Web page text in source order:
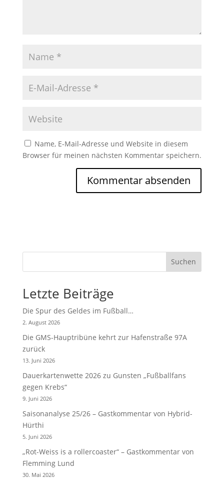
Name, E-Mail-Adresse und Website in diesem
Browser für meinen nächsten Kommentar speichern.
Suchen
Letzte Beiträge
Die Spur des Geldes im Fußball…
2. August 2026
Die GMS-Hauptribüne kehrt zur Hafenstraße 97A
zurück
13. Juni 2026
Dauerkartenwette 2026 zu Gunsten „Fußballfans
gegen Krebs“
9. Juni 2026
Saisonanalyse 25/26 – Gastkommentar von Hybrid-
Hürthi
5. Juni 2026
„Rot-Weiss is a rollercoaster“ – Gastkommentar von
Flemming Lund
30. Mai 2026